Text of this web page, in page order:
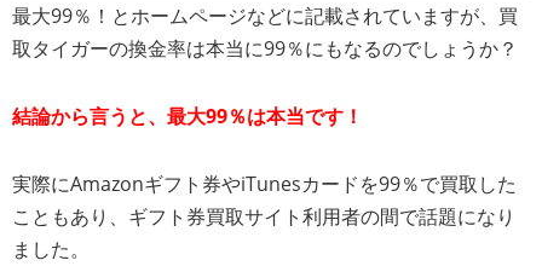
最大99％！とホームページなどに記載されていますが、買
取タイガーの換金率は本当に99％にもなるのでしょうか？
結論から言うと、最大99％は本当です！
実際にAmazonギフト券やiTunesカードを99％で買取した
こともあり、ギフト券買取サイト利用者の間で話題になり
ました。